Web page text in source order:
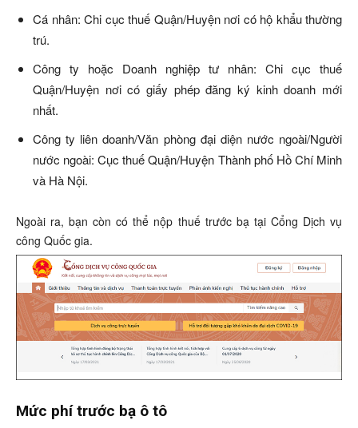
Cá nhân: Chi cục thuế Quận/Huyện nơi có hộ khẩu thường
trú.
Công ty hoặc Doanh nghiệp tư nhân: Chi cục thuế
Quận/Huyện nơi có giấy phép đăng ký kinh doanh mới
nhất.
Công ty liên doanh/Văn phòng đại diện nước ngoài/Người
nước ngoài: Cục thuế Quận/Huyện Thành phố Hồ Chí Minh
và Hà Nội.
Ngoài ra, bạn còn có thể nộp thuế trước bạ tại Cổng Dịch vụ
công Quốc gia.
Mức phí trước bạ ô tô